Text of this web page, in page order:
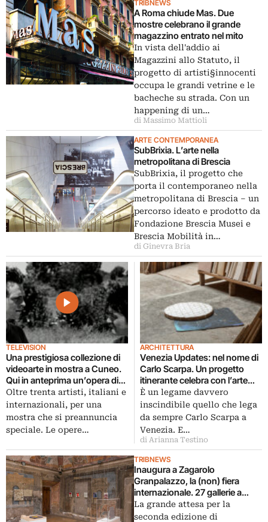
TRIBNEWS
A Roma chiude Mas. Due
mostre celebrano il grande
magazzino entrato nel mito
In vista dell'addio ai
Magazzini allo Statuto, il
progetto di artisti§innocenti
occupa le grandi vetrine e le
bacheche su strada. Con un
happening di un…
di Massimo Mattioli
ARTE CONTEMPORANEA
SubBrixia. L’arte nella
metropolitana di Brescia
SubBrixia, il progetto che
porta il contemporaneo nella
metropolitana di Brescia – un
percorso ideato e prodotto da
Fondazione Brescia Musei e
Brescia Mobilità in…
di Ginevra Bria
TELEVISION
Una prestigiosa collezione di
videoarte in mostra a Cuneo.
Qui in anteprima un’opera di
Rä Di Martino
Oltre trenta artisti, italiani e
internazionali, per una
mostra che si preannuncia
speciale. Le opere…
ARCHITETTURA
Venezia Updates: nel nome di
Carlo Scarpa. Un progetto
itinerante celebra con l’arte
contemporanea tre luoghi
veneziani legati al famoso
architetto
È un legame davvero
inscindibile quello che lega
da sempre Carlo Scarpa a
Venezia. E…
di Arianna Testino
TRIBNEWS
Inaugura a Zagarolo
Granpalazzo, la (non) fiera
internazionale. 27 gallerie a
palazzo e performance grandi
protagoniste. Tutte le immagini
La grande attesa per la
seconda edizione di